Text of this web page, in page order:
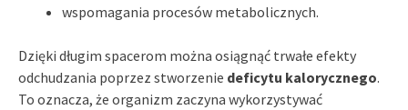
wspomagania procesów metabolicznych.
Dzięki długim spacerom można osiągnąć trwałe efekty
odchudzania poprzez stworzenie deficytu kalorycznego.
To oznacza, że organizm zaczyna wykorzystywać